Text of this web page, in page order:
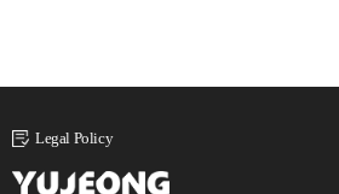
Legal Policy